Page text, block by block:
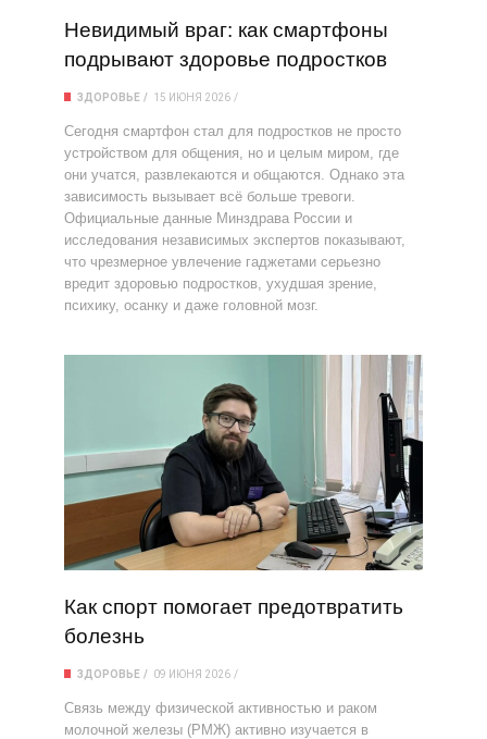
Невидимый враг: как смартфоны
подрывают здоровье подростков
ЗДОРОВЬЕ 15 ИЮНЯ 2026
Сегодня смартфон стал для подростков не просто
устройством для общения, но и целым миром, где
они учатся, развлекаются и общаются. Однако эта
зависимость вызывает всё больше тревоги.
Официальные данные Минздрава России и
исследования независимых экспертов показывают,
что чрезмерное увлечение гаджетами серьезно
вредит здоровью подростков, ухудшая зрение,
психику, осанку и даже головной мозг.
Как спорт помогает предотвратить
болезнь
ЗДОРОВЬЕ 09 ИЮНЯ 2026
Связь между физической активностью и раком
молочной железы (РМЖ) активно изучается в